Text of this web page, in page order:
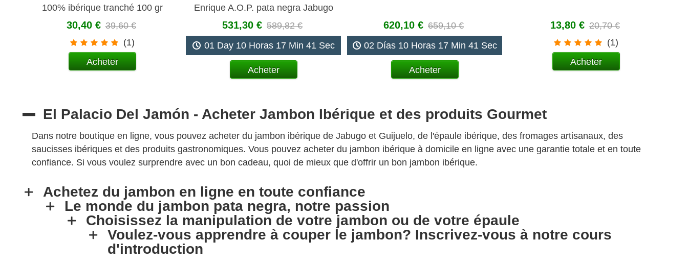
100% ibérique tranché 100 gr
30,40 € 39,60 €
(1)
Acheter
Enrique A.O.P. pata negra Jabugo
531,30 € 589,82 €
01 Day 10 Horas 17 Min 40 Sec
Acheter
620,10 € 659,10 €
02 Días 10 Horas 17 Min 40 Sec
Acheter
13,80 € 20,70 €
(1)
Acheter
El Palacio Del Jamón - Acheter Jambon Ibérique et des produits Gourmet
Dans notre boutique en ligne, vous pouvez acheter du jambon ibérique de Jabugo et Guijuelo, de l'épaule ibérique, des fromages artisanaux, des
saucisses ibériques et des produits gastronomiques. Vous pouvez acheter du jambon ibérique à domicile en ligne avec une garantie totale et en toute
confiance. Si vous voulez surprendre avec un bon cadeau, quoi de mieux que d'offrir un bon jambon ibérique.
Achetez du jambon en ligne en toute confiance
Le monde du jambon pata negra, notre passion
Choisissez la manipulation de votre jambon ou de votre épaule
Voulez-vous apprendre à couper le jambon? Inscrivez-vous à notre cours
d'introduction